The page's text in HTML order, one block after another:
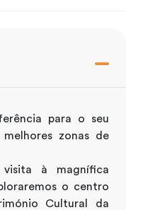
para o seu
zonas de
à magnífica
o centro
Cultural da